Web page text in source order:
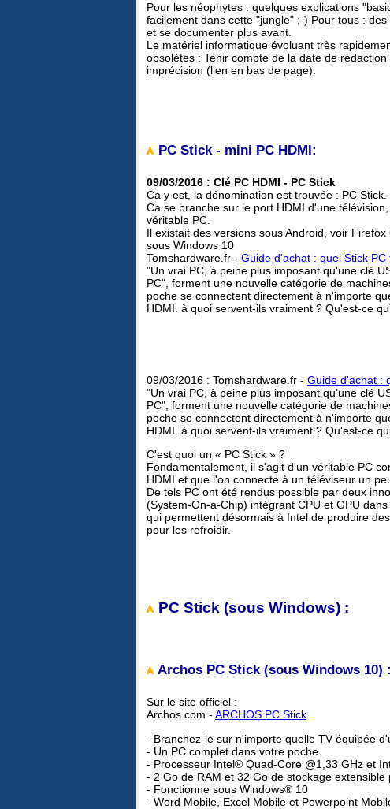
Pour les néophytes : quelques explications
facilement dans cette "jungle" ;-) Pour tous :
et se documenter plus avant.
Le matériel informatique évoluant très
obsolètes : Tenir compte de la date de
imprécision (lien en bas de page).
PC Stick - mini PC HDMI:
09/03/2016 : Clé PC HDMI - PC Stick
Ca y est, la dénomination est trouvée : PC Stick.
Ca se branche sur le port HDMI d'une
véritable PC.
Il existait des versions sous Android, voir
sous Windows 10
Tomshardware.fr - Guide d'achat : quel Stick
"Un vrai PC, à peine plus imposant qu'une clé
PC", forment une nouvelle catégorie de
poche se connectent directement à n'importe
HDMI. à quoi servent-ils vraiment ? Qu'est-ce
09/03/2016 : Tomshardware.fr - Guide d'achat :
"Un vrai PC, à peine plus imposant qu'une clé
PC", forment une nouvelle catégorie de
poche se connectent directement à n'importe
HDMI. à quoi servent-ils vraiment ? Qu'est-ce
C'est quoi un « PC Stick » ?
Fondamentalement, il s'agit d'un véritable PC
HDMI et que l'on connecte à un téléviseur un
De tels PC ont été rendus possible par deux
(System-On-a-Chip) intégrant CPU et GPU
qui permettent désormais à Intel de produire
pour les refroidir.
PC Stick (sous Windows) :
Archos PC Stick (sous Windows 10) :
Sur le site officiel :
Archos.com - ARCHOS PC Stick
- Branchez-le sur n'importe quelle TV équipée
- Un PC complet dans votre poche
- Processeur Intel® Quad-Core @1,33 GHz et
- 2 Go de RAM et 32 Go de stockage extensible
- Fonctionne sous Windows® 10
- Word Mobile, Excel Mobile et Powerpoint